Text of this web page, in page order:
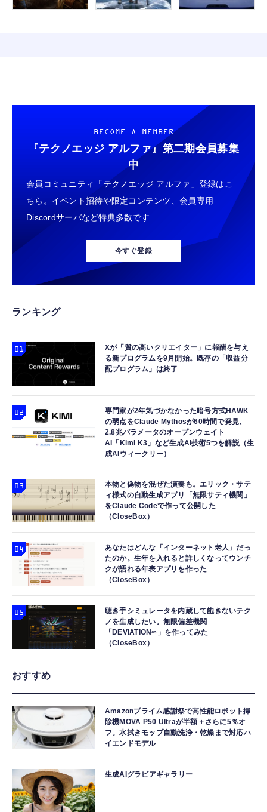
BECOME A MEMBER
『テクノエッジ アルファ』 第二期会員募集
中
会員コミュニティ「テクノエッジ アルファ」登録はこ
ちら。イベント招待や限定コンテンツ、会員専用
Discordサーバなど特典多数です
今すぐ登録
ランキング
Xが「質の高いクリエイター」に報酬を与え
る新プログラムを9月開始。既存の「収益分
配プログラム」は終了
専門家が2年気づかなかった暗号方式HAWK
の弱点をClaude Mythosが60時間で発見、
2.8兆パラメータのオープンウェイト
AI「Kimi K3」など生成AI技術5つを解説（生
成AIウィークリー）
本物と偽物を混ぜた演奏も。エリック・サテ
ィ様式の自動生成アプリ「無限サティ機関」
をClaude Codeで作って公開した
（CloseBox）
あなたはどんな「インターネット老人」だっ
たのか。生年を入れると詳しくなってウンチ
クが語れる年表アプリを作った
（CloseBox）
聴き手シミュレータを内蔵して飽きないテク
ノを生成したい。無限偏差機関
「DEVIATION∞」を作ってみた
（CloseBox）
おすすめ
Amazonプライム感謝祭で高性能ロボット掃
除機MOVA P50 Ultraが半額＋さらに5％オ
フ。水拭きモップ自動洗浄・乾燥まで対応ハ
イエンドモデル
生成AIグラビアギャラリー